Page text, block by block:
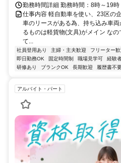
勤務時間詳細 勤務時間：8時～19
仕事内容 軽自動車を使い、23区の
車のリースがある為、持ち込み車
るものは軽貨物(文具)がメイン な
て...
社員登用あり 主婦・主夫歓迎 フリーター歓
即日勤務OK
固定時間制 職場見学可 経験
研修あり
ブランクOK 長期歓迎 履歴書不
アルバイト・パート